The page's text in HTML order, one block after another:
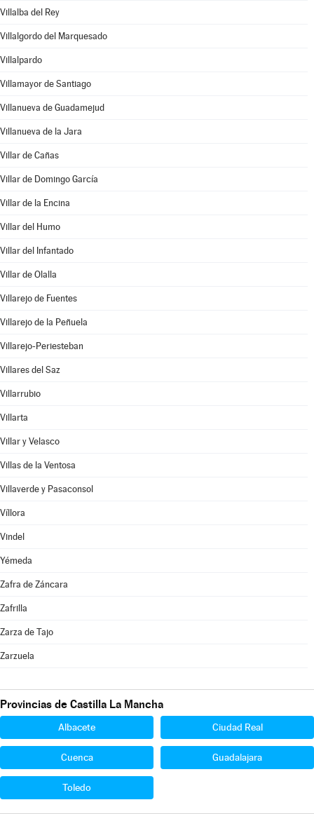
Villalba del Rey
Villalgordo del Marquesado
Villalpardo
Villamayor de Santiago
Villanueva de Guadamejud
Villanueva de la Jara
Villar de Cañas
Villar de Domingo García
Villar de la Encina
Villar del Humo
Villar del Infantado
Villar de Olalla
Villarejo de Fuentes
Villarejo de la Peñuela
Villarejo-Periesteban
Villares del Saz
Villarrubio
Villarta
Villar y Velasco
Villas de la Ventosa
Villaverde y Pasaconsol
Víllora
Vindel
Yémeda
Zafra de Záncara
Zafrilla
Zarza de Tajo
Zarzuela
Provincias de Castilla La Mancha
Albacete Ciudad Real
Cuenca Guadalajara
Toledo